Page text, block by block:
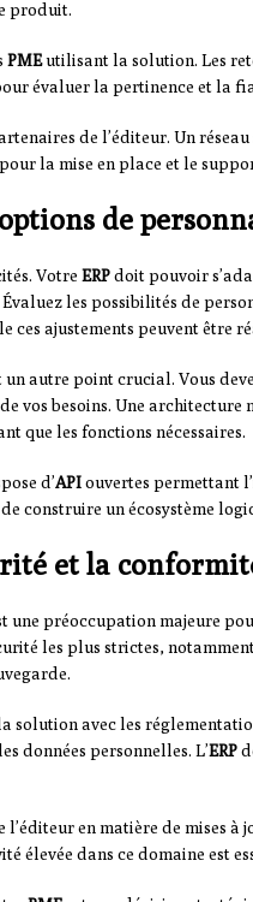
produit.
PMEutilisant la solution. Les
évaluer la pertinence et la
de l’éditeur. Un
la mise en place et le
de
Votre ERPdoit pouvoir
les possibilités de
ces ajustements peuvent être
un autre point crucial. Vous
vos besoins. Une
que les fonctions nécessaires.
d’APIouvertes permettant
construire un écosystème
et la
une préoccupation majeure
les plus strictes,
solution avec les
données personnelles. L’ERP
en matière de mises à
élevée dans ce domaine est